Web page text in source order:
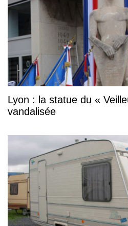
Lyon : la statue du «
vandalisée